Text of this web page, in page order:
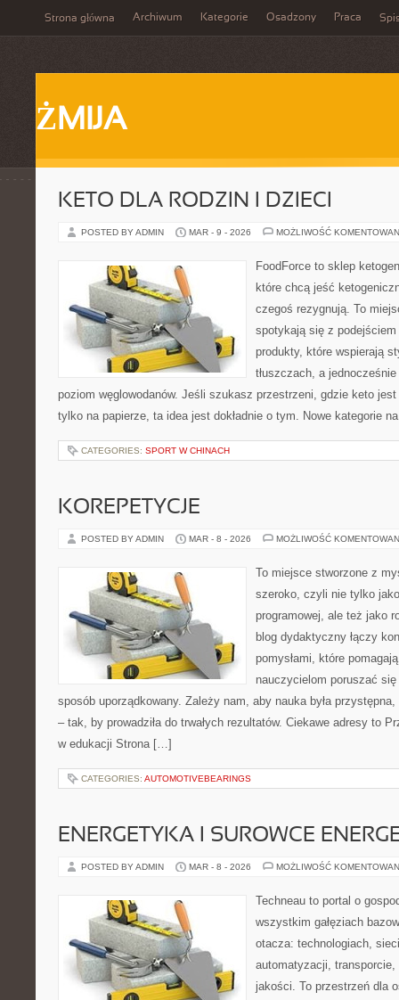
Strona główna Archiwum Kategorie Osadzony Praca
ŻMIJA
KETO DLA RODZIN I DZIECI
POSTED BY ADMIN MAR - 9 - 2026 MOŻLIWOŚĆ
FoodForce to sklep
które chcą jeść
czegoś rezygnują. To
spotykają się z
produkty, które wspierają
tłuszczach, a
poziom węglowodanów. Jeśli szukasz przestrzeni, gdzie keto
tylko na papierze, ta idea jest dokładnie o tym. Nowe kategorie
CATEGORIES: SPORT W CHINACH
KOREPETYCJE
POSTED BY ADMIN MAR - 8 - 2026 MOŻLIWOŚĆ
To miejsce stworzone z
szeroko, czyli nie tylko
programowej, ale też jako
blog dydaktyczny łączy
pomysłami, które
nauczycielom poruszać
sposób uporządkowany. Zależy nam, aby nauka była
– tak, by prowadziła do trwałych rezultatów. Ciekawe adresy to
w edukacji Strona […]
CATEGORIES: AUTOMOTIVEBEARINGS
ENERGETYKA I SUROWCE
POSTED BY ADMIN MAR - 8 - 2026 MOŻLIWOŚĆ
Techneau to portal o
wszystkim gałęziach
otacza: technologiach,
automatyzacji,
jakości. To przestrzeń dla